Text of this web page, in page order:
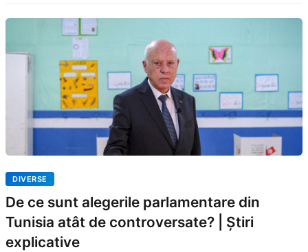
DIVERSE
De ce sunt alegerile parlamentare din
Tunisia atât de controversate? | Știri
explicative